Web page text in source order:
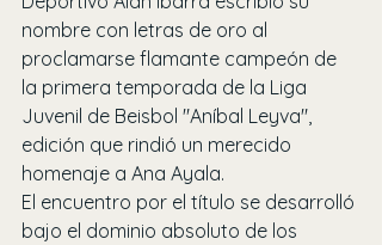
nombre con letras de oro al
proclamarse flamante campeón de
la primera temporada de la Liga
Juvenil de Beisbol "Aníbal Leyva",
edición que rindió un merecido
homenaje a Ana Ayala.
El encuentro por el título se desarrolló
bajo el dominio absoluto de los